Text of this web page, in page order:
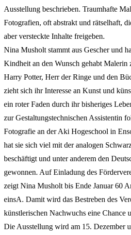
Ausstellung beschrieben. Traumhafte
Fotografien, oft abstrakt und rätselhaft,
aber versteckte Inhalte freigeben.
Nina Musholt stammt aus Gescher und
Kindheit an den Wunsch gehabt Malerin
Harry Potter, Herr der Ringe und den
zieht sich ihr Interesse an Kunst und
ein roter Faden durch ihr bisheriges
zur Gestaltungstechnischen Assistentin
Fotografie an der Aki Hogeschool in
hat sie sich viel mit der analogen
beschäftigt und unter anderem den
gewonnen. Auf Einladung des
zeigt Nina Musholt bis Ende Januar 60
einsA. Damit wird das Bestreben des
künstlerischen Nachwuchs eine Chance
Die Ausstellung wird am 15. Dezember